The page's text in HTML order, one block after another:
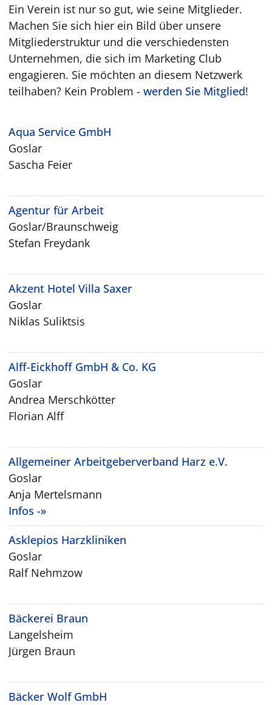
Ein Verein ist nur so gut, wie seine Mitglieder.
Machen Sie sich hier ein Bild über unsere
Mitgliederstruktur und die verschiedensten
Unternehmen, die sich im Marketing Club
engagieren. Sie möchten an diesem Netzwerk
teilhaben? Kein Problem - werden Sie Mitglied!
Aqua Service GmbH
Goslar
Sascha Feier
Agentur für Arbeit
Goslar/Braunschweig
Stefan Freydank
Akzent Hotel Villa Saxer
Goslar
Niklas Suliktsis
Alff-Eickhoff GmbH & Co. KG
Goslar
Andrea Merschkötter
Florian Alff
Allgemeiner Arbeitgeberverband Harz e.V.
Goslar
Anja Mertelsmann
Infos -»
Asklepios Harzkliniken
Goslar
Ralf Nehmzow
Bäckerei Braun
Langelsheim
Jürgen Braun
Bäcker Wolf GmbH